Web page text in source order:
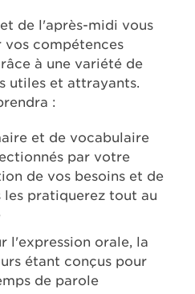
de l'après-midi vous
compétences
à une variété de
utiles et attrayants.
:
et de vocabulaire
par votre
de vos besoins et de
les pratiquerez tout au
l'expression orale, la
étant conçus pour
de parole